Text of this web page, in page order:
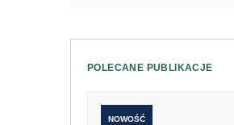
POLECANE PUBLIKACJE
NOWOŚĆ